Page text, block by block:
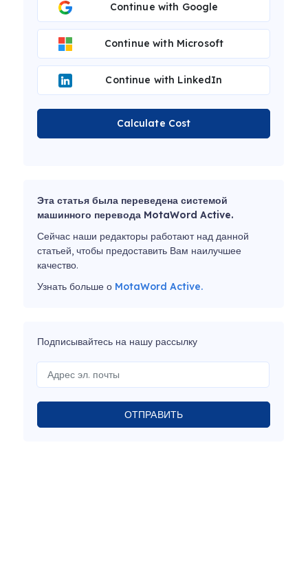
Continue with Google
Continue with Microsoft
Continue with LinkedIn
Calculate Cost
Эта статья была переведена системой
машинного перевода MotaWord Active.
Сейчас наши редакторы работают над данной
статьей, чтобы предоставить Вам наилучшее
качество.
Узнать больше о MotaWord Active.
Подписывайтесь на нашу рассылку
ОТПРАВИТЬ